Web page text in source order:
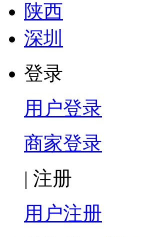
陕西
深圳
登录
用户登录
商家登录
| 注册
用户注册